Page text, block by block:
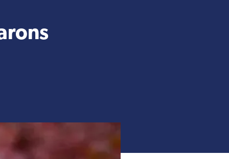
Internazionalizzazione